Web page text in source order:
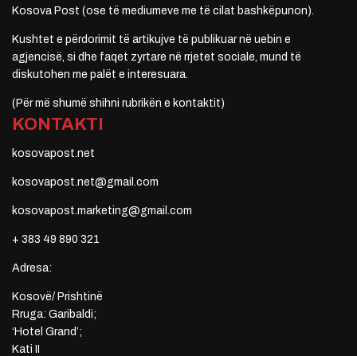
Kosova Post (ose të mediumeve me të cilat bashkëpunon).
Kushtet e përdorimit të artikujve të publikuar në uebin e
agjencisë, si dhe faqet zyrtare në rrjetet sociale, mund të
diskutohen me palët e interesuara.
(Për më shumë shihni rubrikën e kontaktit)
KONTAKTI
kosovapost.net
kosovapost.net@gmail.com
kosovapost.marketing@gmail.com
+ 383 49 890 321
Adresa:
Kosovë/ Prishtinë
Rruga: Garibaldi;
‘Hotel Grand’;
Kati II